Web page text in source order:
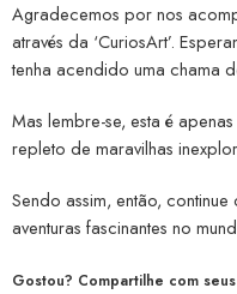
Agradecemos por nos
através da ‘CuriosArt’.
tenha acendido uma chama
Mas lembre-se, esta é
repleto de maravilhas
Sendo assim, então,
aventuras fascinantes no
Gostou? Compartilhe com